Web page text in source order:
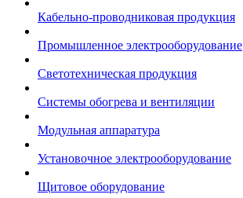
Кабельно-проводниковая продукция
Промышленное электрооборудование
Светотехническая продукция
Системы обогрева и вентиляции
Модульная аппаратура
Установочное электрооборудование
Щитовое оборудование